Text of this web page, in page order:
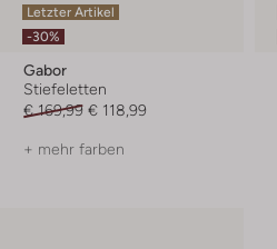
Letzter Artikel
-30%
Gabor
Stiefeletten
€ 169,99 € 118,99
+ mehr farben